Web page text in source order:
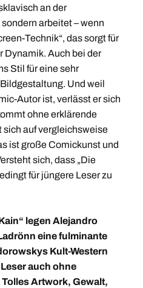
an der
arbeitet – wenn
Technik“, das sorgt für
Dynamik. Auch bei der
Stil für eine sehr
Und weil
Autor ist, verlässt er sich
ohne erklärende
sich auf vergleichsweise
ist große Comickunst und
sich, dass „Die
für jüngere Leser zu
legen Alejandro
eine fulminante
Kult-Western
auch ohne
Artwork, Gewalt,